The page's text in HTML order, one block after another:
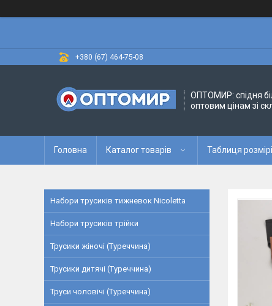
+380 (67) 464-75-08
ОПТОМИР: спідня
оптовим цінам зі
Головна Каталог товарів Таблиця
Набори трусиків тижневок Nicoletta
Набори трусиків трійки
Трусики жіночі (Туреччина)
Трусики дитячі (Туреччина)
Труси чоловічі (Туреччина)